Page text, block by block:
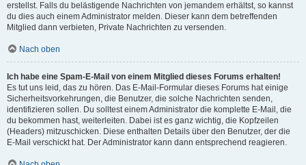
erstellst. Falls du belästigende Nachrichten von jemandem erhältst, so kannst
du dies auch einem Administrator melden. Dieser kann dem betreffenden
Mitglied dann verbieten, Private Nachrichten zu versenden.
Nach oben
Ich habe eine Spam-E-Mail von einem Mitglied dieses Forums erhalten!
Es tut uns leid, das zu hören. Das E-Mail-Formular dieses Forums hat einige
Sicherheitsvorkehrungen, die Benutzer, die solche Nachrichten senden,
identifizieren sollen. Du solltest einem Administrator die komplette E-Mail, die
du bekommen hast, weiterleiten. Dabei ist es ganz wichtig, die Kopfzeilen
(Headers) mitzuschicken. Diese enthalten Details über den Benutzer, der die
E-Mail verschickt hat. Der Administrator kann dann entsprechend reagieren.